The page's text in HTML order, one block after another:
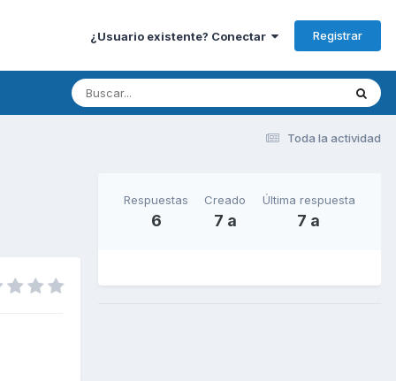
¿Usuario existente? Conectar Registrar
Toda la actividad
Respuestas
6
Creado
7 a
Última respuesta
7 a